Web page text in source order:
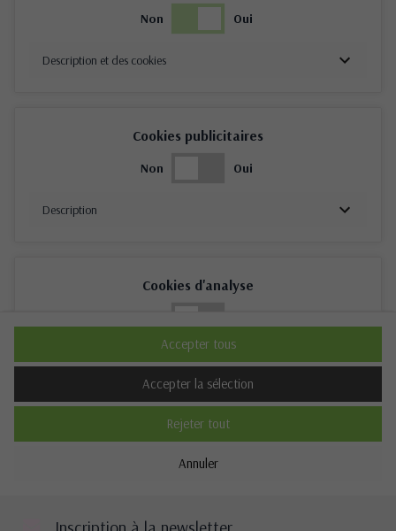
Non Oui
Description et des cookies
Cookies publicitaires
Non Oui
Description
Cookies d'analyse
Description
Cookies de performance
Annuler
Rejeter tout
Accepter la sélection
Accepter tous